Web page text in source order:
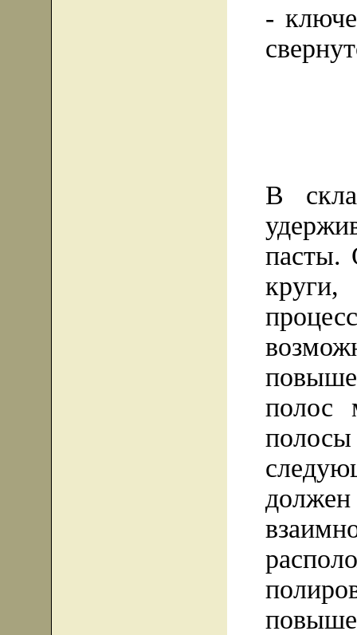
-
В
пасты.
полос